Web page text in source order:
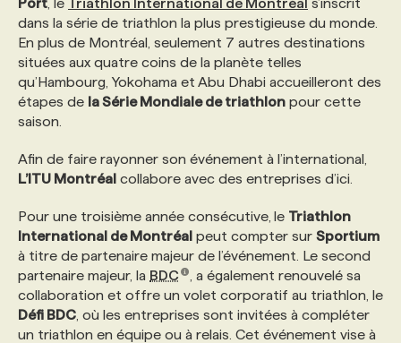
PRIX ET DISTINCTIONS
TENDANCES
GEO/SEO
ÉVÉNEMENTIEL
NOS AUTEUR‧RICES
FAQ
ANNONCEZ AVEC NOUS
FORMATIONS PERSONNALISÉES
NOS FORMATEUR‧RICES
POURQUOI CHOISIR NOS FORMATIONS
NOS TARIFS
PROGRAMMES DE SUBVENTIONS
FAQ
NOS TARIFS
NOS EXPERTISES
FAQ
ANNONCEZ AVEC NOUS
Port , le Triathlon International de Montréal s’inscrit
dans la série de triathlon la plus prestigieuse du monde.
En plus de Montréal, seulement 7 autres destinations
situées aux quatre coins de la planète telles
qu’Hambourg, Yokohama et Abu Dhabi accueilleront des
étapes de la Série Mondiale de triathlon pour cette
saison.
Afin de faire rayonner son événement à l’international,
L’ITU Montréal collabore avec des entreprises d’ici.
Pour une troisième année consécutive, le Triathlon
International de Montréal peut compter sur Sportium
à titre de partenaire majeur de l’événement. Le second
partenaire majeur, la BDC
, a également renouvelé sa
collaboration et offre un volet corporatif au triathlon, le
Défi BDC , où les entreprises sont invitées à compléter
un triathlon en équipe ou à relais. Cet événement vise à